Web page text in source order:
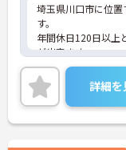
埼玉県川口市に位
す。
年間休日120日以上
が出来ます。
ご興味のある方は
い。
詳細を